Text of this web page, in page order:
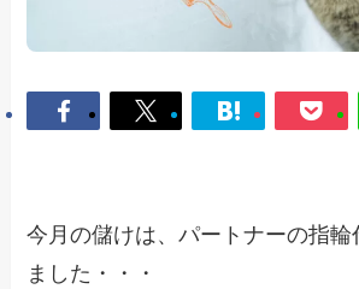
今月の儲けは、パートナーの指輪
ました・・・